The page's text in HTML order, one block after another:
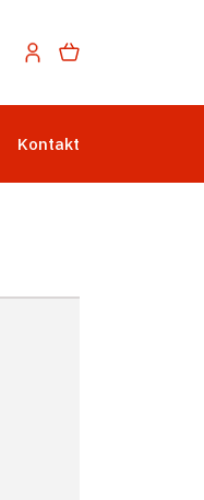
Kontakt